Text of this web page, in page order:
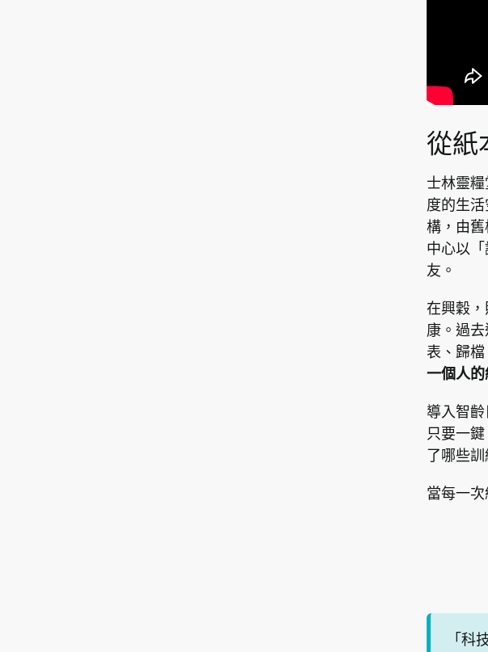
從紙
士林靈
度的生
構，由
中心以
友。
在興穀
康。過
表、歸檔
一個人的
導入智
只要一
了哪些
當每一
「科